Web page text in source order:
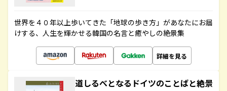
世界を４０年以上歩いてきた「地球の歩き方」があなたにお届
けする、人生を輝かせる韓国の名言と癒やしの絶景集
詳細を見る
道しるべとなるドイツのことばと絶景